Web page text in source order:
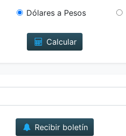
Dólares a Pesos
Calcular
Recibir boletín